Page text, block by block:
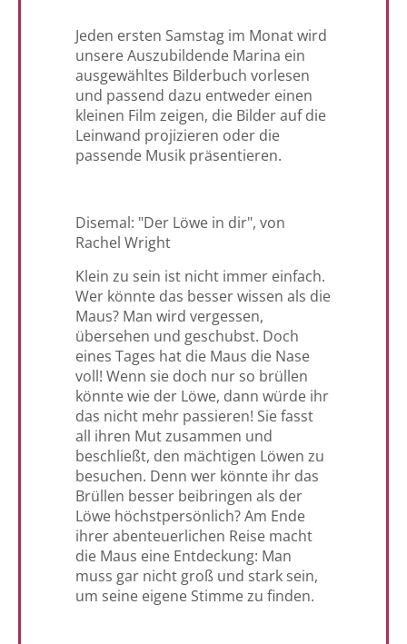
Jeden ersten Samstag im Monat wird
unsere Auszubildende Marina ein
ausgewähltes Bilderbuch vorlesen
und passend dazu entweder einen
kleinen Film zeigen, die Bilder auf die
Leinwand projizieren oder die
passende Musik präsentieren.
Disemal: "Der Löwe in dir", von
Rachel Wright
Klein zu sein ist nicht immer einfach.
Wer könnte das besser wissen als die
Maus? Man wird vergessen,
übersehen und geschubst. Doch
eines Tages hat die Maus die Nase
voll! Wenn sie doch nur so brüllen
könnte wie der Löwe, dann würde ihr
das nicht mehr passieren! Sie fasst
all ihren Mut zusammen und
beschließt, den mächtigen Löwen zu
besuchen. Denn wer könnte ihr das
Brüllen besser beibringen als der
Löwe höchstpersönlich? Am Ende
ihrer abenteuerlichen Reise macht
die Maus eine Entdeckung: Man
muss gar nicht groß und stark sein,
um seine eigene Stimme zu finden.